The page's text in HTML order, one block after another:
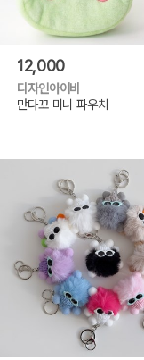
12,000
디자인아이비
만다꼬 미니 파우치